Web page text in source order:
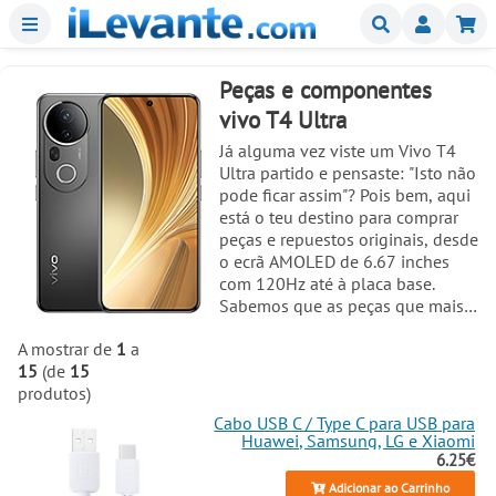
Menu Buscar
Peças e componentes
vivo T4 Ultra
Já alguma vez viste um Vivo T4
Ultra partido e pensaste: "Isto não
pode ficar assim"? Pois bem, aqui
está o teu destino para comprar
peças e repuestos originais, desde
o ecrã AMOLED de 6.67 inches
com 120Hz até à placa base.
Sabemos que as peças que mais
apenas 192 g, o Vivo T4 Ultra é
um móvel que merece reparações
uma queda e o ecrã está partido
A mostrar de 1 a
15 (de 15
produtos)
Cabo USB C / Type C para USB para
Huawei, Samsung, LG e Xiaomi
6.25€
Adicionar ao Carrinho